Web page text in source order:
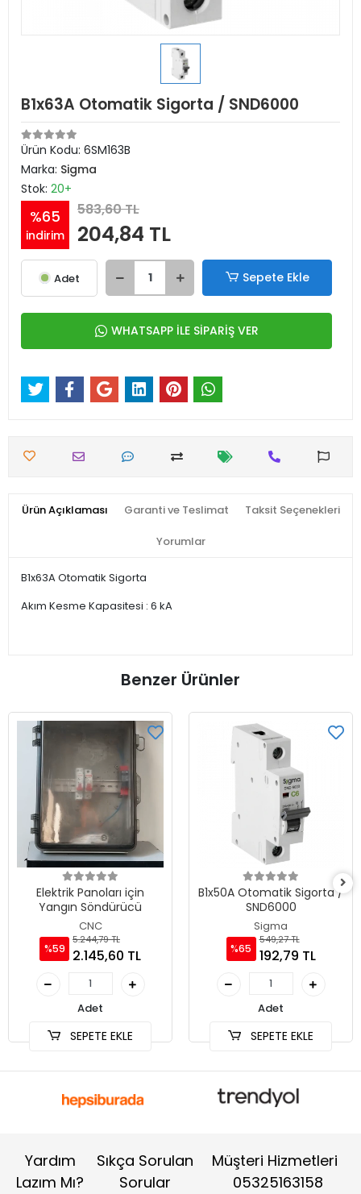
B1x63A Otomatik Sigorta / SND6000
Ürün Kodu: 6SM163B
Marka: Sigma
Stok: 20+
%65
indirim
583,60 TL
204,84 TL
Adet Sepete Ekle
WHATSAPP İLE SİPARİŞ VER
Ürün Açıklaması Garanti ve Teslimat Taksit Seçenekleri
Yorumlar
B1x63A Otomatik Sigorta
Akım Kesme Kapasitesi : 6 kA
Benzer Ürünler
Elektrik Panoları için
Yangın Söndürücü
CNC
%59
5.244,79 TL
2.145,60 TL
Adet
SEPETE EKLE
B1x50A Otomatik Sigorta /
SND6000
Sigma
%65
549,27 TL
192,79 TL
Adet
SEPETE EKLE
Yardım
Lazım Mı?
Sıkça Sorulan
Sorular
Müşteri Hizmetleri
05325163158